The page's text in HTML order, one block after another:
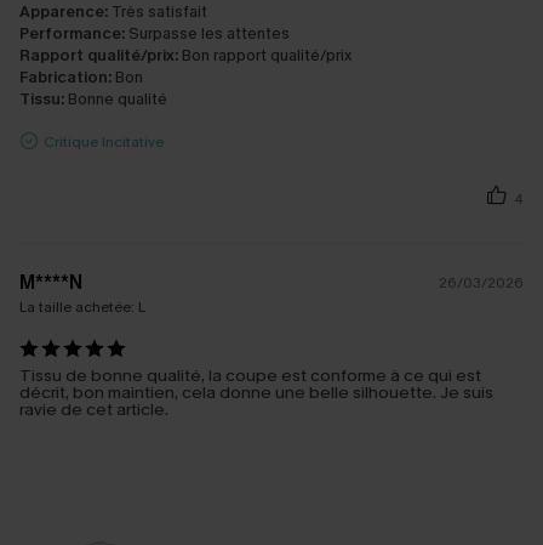
Apparence: Très satisfait
Performance: Surpasse les attentes
Rapport qualité/prix: Bon rapport qualité/prix
Fabrication: Bon
Tissu: Bonne qualité
Critique Incitative
4
M****N
26/03/2026
La taille achetée: L
Tissu de bonne qualité, la coupe est conforme à ce qui est
décrit, bon maintien, cela donne une belle silhouette. Je suis
ravie de cet article.